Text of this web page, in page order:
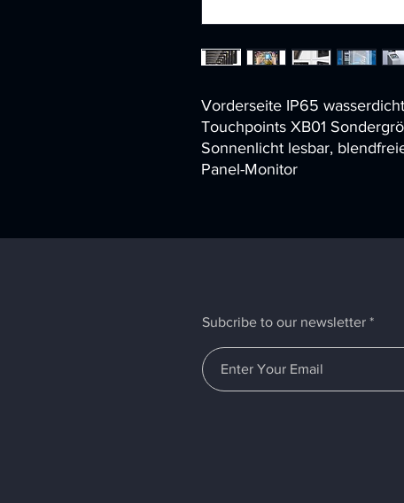
Vorderseite IP65
Touchpoints XB01
Sonnenlicht lesbar,
Panel-Monitor
Subcribe to our newsletter